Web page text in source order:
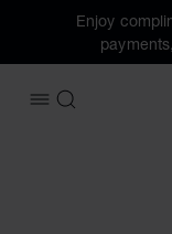
Enjoy
OPEN MENU
SEARCH